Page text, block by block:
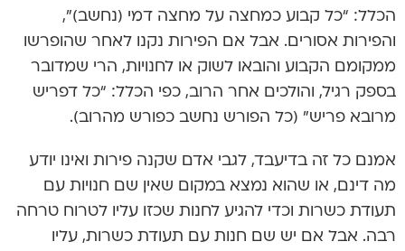
הכלל: “כל קבוע כמחצה על מחצה דמי (נחשב)”,
והפירות אסורים. אבל אם הפירות נקנו לאחר שהופרשו
ממקומם הקבוע והובאו לשוק או לחנויות, הרי שמדובר
בספק רגיל, והולכים אחר הרוב, כפי הכלל: “כל דפריש
מרובא פריש” (כל הפורש נחשב כפורש מהרוב).
אמנם כל זה בדיעבד, לגבי אדם שקנה פירות ואינו יודע
מה דינם, או שהוא נמצא במקום שאין שם חנויות עם
תעודת כשרות וכדי להגיע לחנות שכזו עליו לטרוח טרחה
רבה. אבל אם יש שם חנות עם תעודת כשרות, עליו